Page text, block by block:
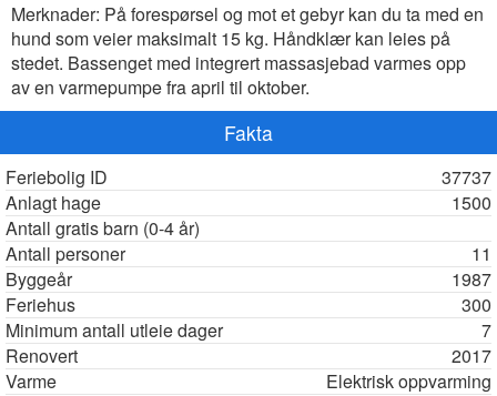
Merknader: På forespørsel og mot et gebyr kan du ta med en
hund som veier maksimalt 15 kg. Håndklær kan leies på
stedet. Bassenget med integrert massasjebad varmes opp
av en varmepumpe fra april til oktober.
Fakta
Feriebolig ID
37737
Anlagt hage
1500
Antall gratis barn (0-4 år)
Antall personer
11
Byggeår
1987
Feriehus
300
Minimum antall utleie dager
7
Renovert
2017
Varme
Elektrisk oppvarming